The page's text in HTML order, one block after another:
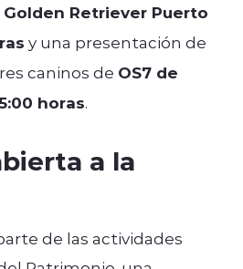
Golden Retriever Puerto
y una presentación de
caninos de OS7 de
horas.
a la
de las actividades